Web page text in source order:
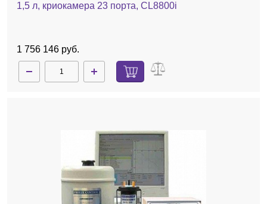
1,5 л, криокамера 23 порта, CL8800i
1 756 146 руб.